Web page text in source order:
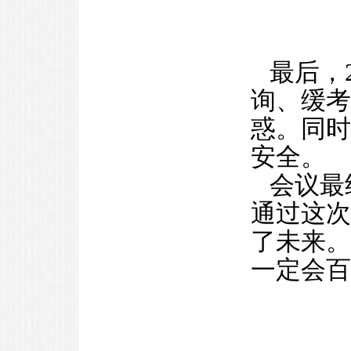
最后，
询、缓
惑。同
安全。
会议
通过这
了未来
一定会